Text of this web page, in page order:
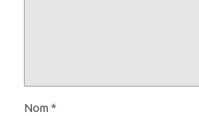
Nom *